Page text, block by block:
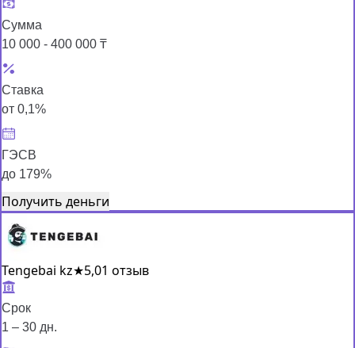
Сумма
10 000 - 400 000 ₸
Ставка
от 0,1%
ГЭСВ
до 179%
Получить деньги
Tengebai kz★5,01 отзыв
Срок
1 – 30 дн.